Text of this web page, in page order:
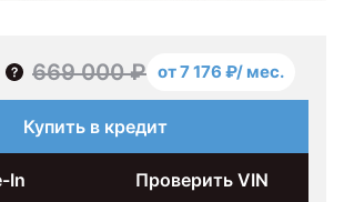
669 000 ₽ от 7 176 ₽/ мес.
Купить в кредит
In Проверить VIN